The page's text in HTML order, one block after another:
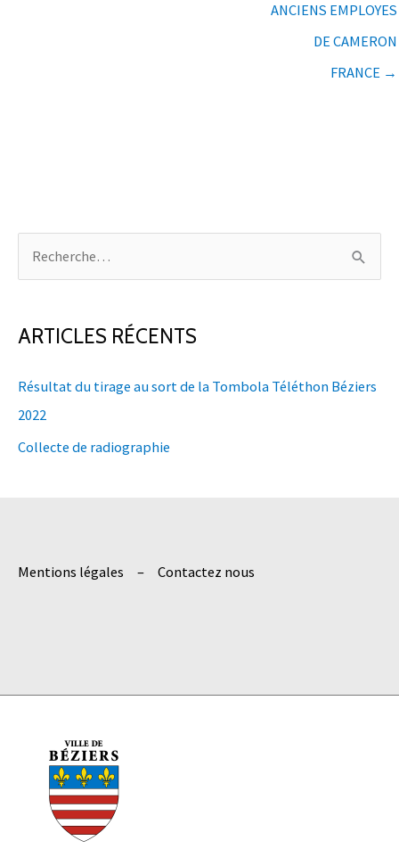
ANCIENS EMPLOYES
DE CAMERON
FRANCE →
e
h
r
c
h
ARTICLES RÉCENTS
Résultat du tirage au sort de la Tombola Téléthon Béziers
2022
Collecte de radiographie
Mentions légales Contactez nous